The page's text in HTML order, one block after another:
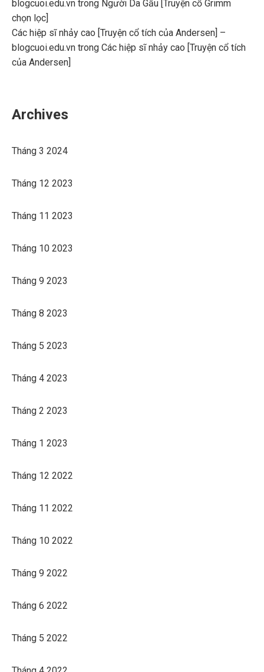
blogcuoi.edu.vn trong Người Da Gấu [Truyện cổ Grimm
chọn lọc]
Các hiệp sĩ nhảy cao [Truyện cổ tích của Andersen] –
blogcuoi.edu.vn trong Các hiệp sĩ nhảy cao [Truyện cổ tích
của Andersen]
Archives
Tháng 3 2024
Tháng 12 2023
Tháng 11 2023
Tháng 10 2023
Tháng 9 2023
Tháng 8 2023
Tháng 5 2023
Tháng 4 2023
Tháng 2 2023
Tháng 1 2023
Tháng 12 2022
Tháng 11 2022
Tháng 10 2022
Tháng 9 2022
Tháng 6 2022
Tháng 5 2022